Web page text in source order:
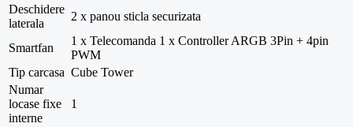
Deschidere
laterala
2 x panou sticla securizata
Smartfan
1 x Telecomanda 1 x Controller ARGB 3Pin + 4pin
PWM
Tip carcasa Cube Tower
Numar
locase fixe
interne
1